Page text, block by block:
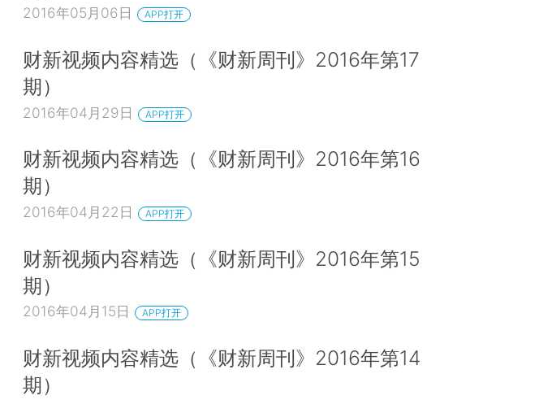
2016年05月06日 APP打开
财新视频内容精选（《财新周刊》2016年第17
期）
2016年04月29日 APP打开
财新视频内容精选（《财新周刊》2016年第16
期）
2016年04月22日 APP打开
财新视频内容精选（《财新周刊》2016年第15
期）
2016年04月15日 APP打开
财新视频内容精选（《财新周刊》2016年第14
期）